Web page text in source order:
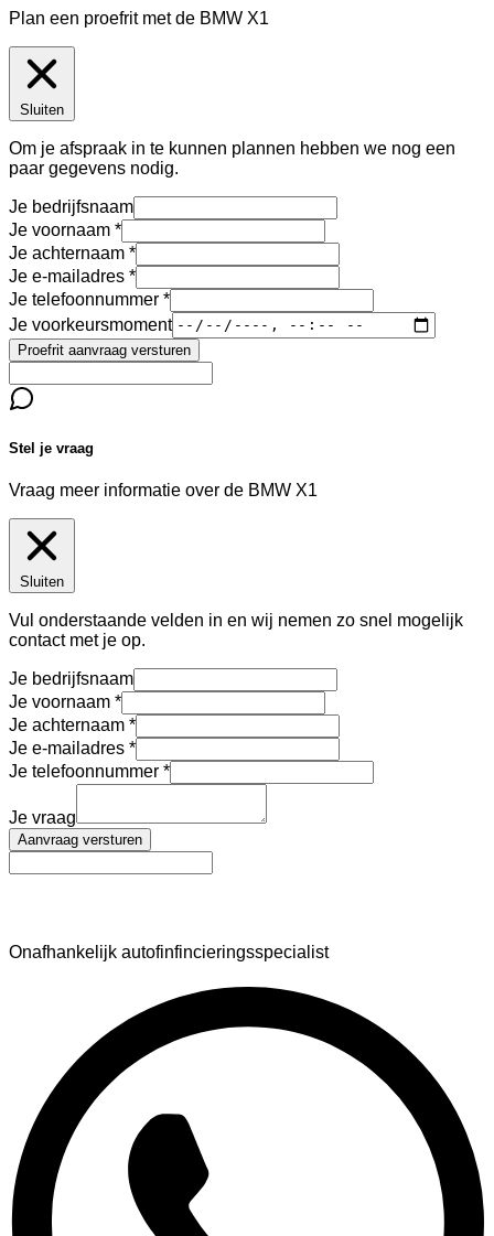
Plan een proefrit met de BMW X1
Sluiten
Om je afspraak in te kunnen plannen hebben we nog een
paar gegevens nodig.
Je bedrijfsnaam
Je voornaam
Je achternaam
Je e-mailadres
Je telefoonnummer
Je voorkeursmoment
Proefrit aanvraag versturen
Stel je vraag
Vraag meer informatie over de BMW X1
Sluiten
Vul onderstaande velden in en wij nemen zo snel mogelijk
contact met je op.
Je bedrijfsnaam
Je voornaam
Je achternaam
Je e-mailadres
Je telefoonnummer
Je vraag
Aanvraag versturen
Onafhankelijk autofinfincieringsspecialist